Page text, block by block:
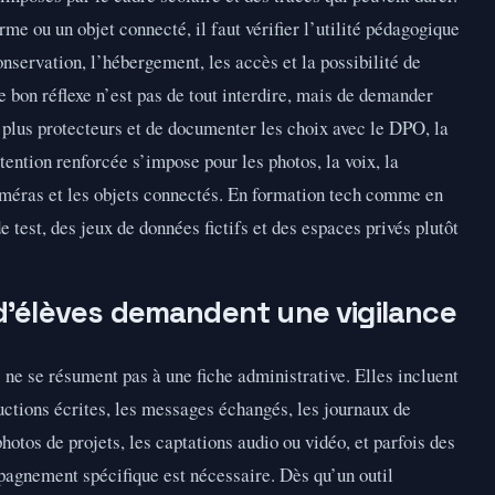
ou un objet connecté, il faut vérifier l’utilité pédagogique
l’hébergement, les accès et la possibilité de
réflexe n’est pas de tout interdire, mais de demander
protecteurs et de documenter les choix avec le DPO, la
renforcée s’impose pour les photos, la voix, la
et les objets connectés. En formation tech comme en
des jeux de données fictifs et des espaces privés plutôt
demandent une vigilance
se résument pas à une fiche administrative. Elles incluent
écrites, les messages échangés, les journaux de
de projets, les captations audio ou vidéo, et parfois des
spécifique est nécessaire. Dès qu’un outil